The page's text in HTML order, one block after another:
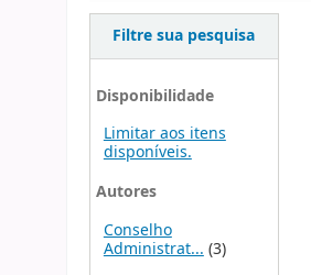
Filtre sua pesquisa
Disponibilidade
Limitar aos itens
disponíveis.
Autores
Conselho
Administrat... (3)